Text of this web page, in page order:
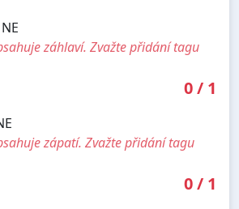
NE
záhlaví. Zvažte přidání tagu
0/ 1
zápatí. Zvažte přidání tagu
0/ 1